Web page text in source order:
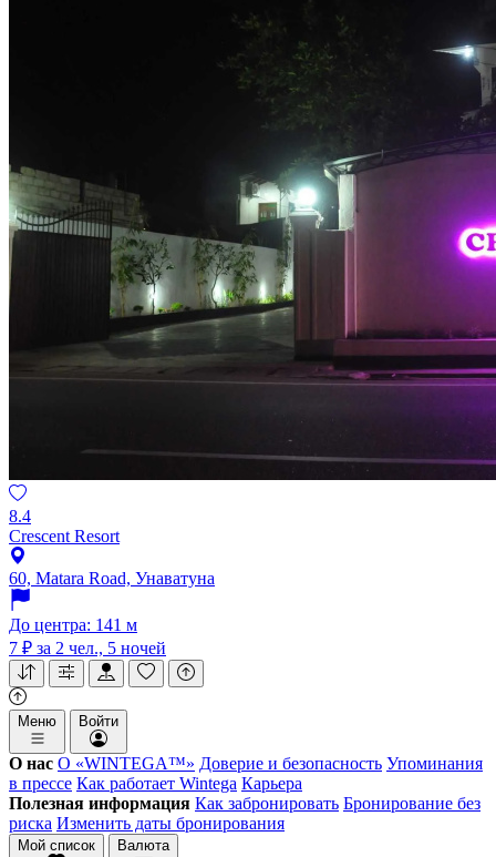
8.4
Crescent Resort
60, Matara Road, Унаватуна
До центра: 141 м
7 ₽ за 2 чел., 5 ночей
Меню Войти
О нас О «WINTEGA™» Доверие и безопасность Упоминания
в прессе Как работает Wintega Карьера
Полезная информация Как забронировать Бронирование без
риска Изменить даты бронирования
Мой список Валюта